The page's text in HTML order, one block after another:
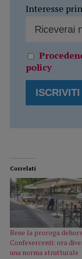
Interesse
policy
Correlati
Bene la proroga
Confesercenti: ora
una norma strutturale